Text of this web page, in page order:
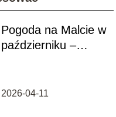
Pogoda na Malcie w
październiku –
2026-04-11